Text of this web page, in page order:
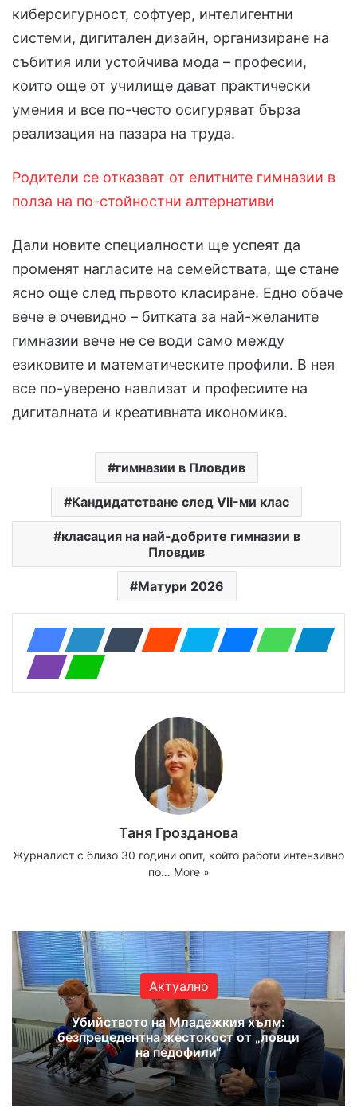
киберсигурност, софтуер, интелигентни
системи, дигитален дизайн, организиране на
събития или устойчива мода – професии,
които още от училище дават практически
умения и все по-често осигуряват бърза
реализация на пазара на труда.
Родители се отказват от елитните гимназии в
полза на по-стойностни алтернативи
Дали новите специалности ще успеят да
променят нагласите на семействата, ще стане
ясно още след първото класиране. Едно обаче
вече е очевидно – битката за най-желаните
гимназии вече не се води само между
езиковите и математическите профили. В нея
все по-уверено навлизат и професиите на
дигиталната и креативната икономика.
гимназии в Пловдив
Кандидатстване след VII-ми клас
класация на най-добрите гимназии в
Пловдив
Матури 2026
Таня Грозданова
Журналист с близо 30 години опит, който работи интензивно
по… More »
Актуално
Убийството на Младежкия хълм:
безпрецедентна жестокост от „ловци
на педофили“